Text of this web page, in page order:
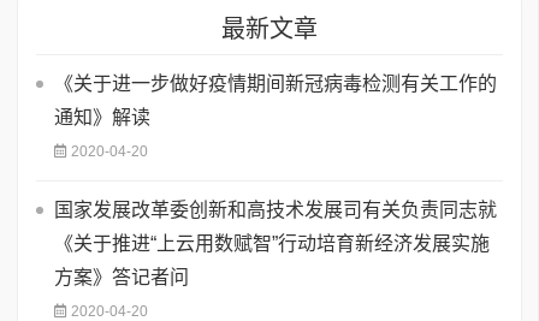
最新文章
《关于进一步做好疫情期间新冠病毒检测有关工作的
通知》解读
2020-04-20
国家发展改革委创新和高技术发展司有关负责同志就
《关于推进“上云用数赋智”行动培育新经济发展实施
方案》答记者问
2020-04-20